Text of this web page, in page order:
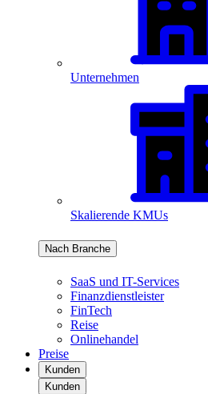
Unternehmen
Skalierende KMUs
Nach Branche
SaaS und IT-Services
Finanzdienstleister
FinTech
Reise
Onlinehandel
Preise
Kunden
Kunden